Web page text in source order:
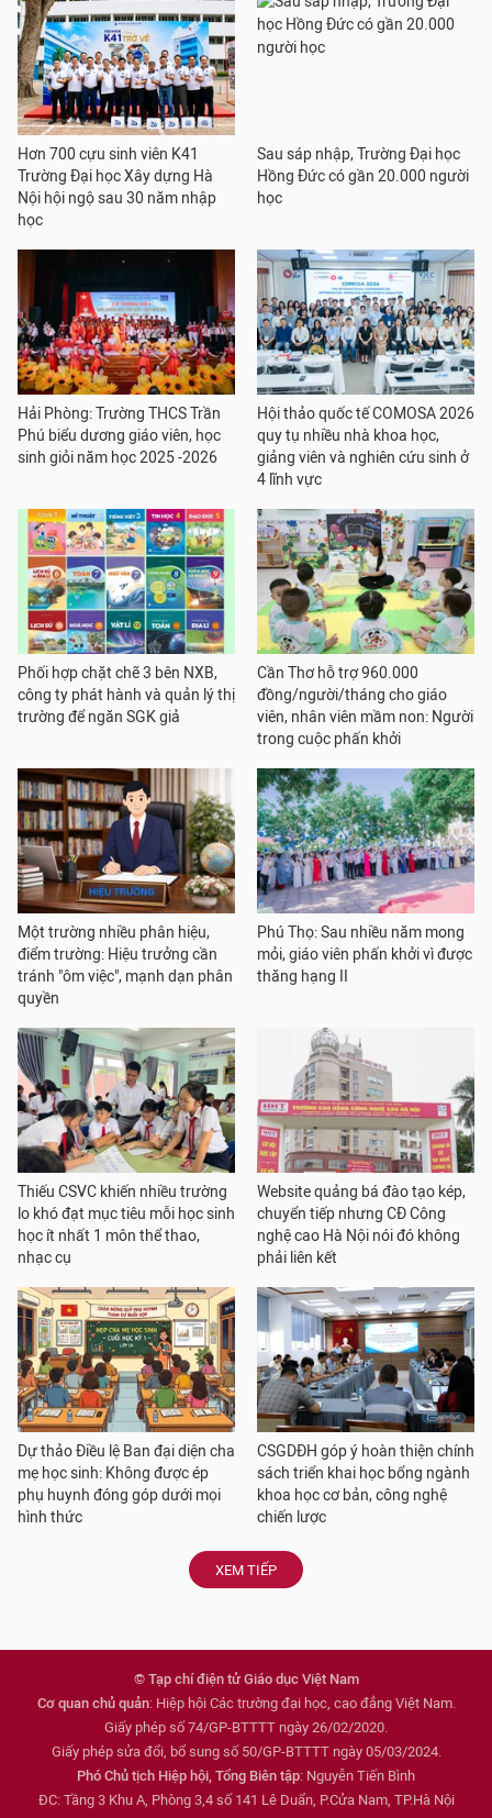
Hơn 700 cựu sinh viên K41
Trường Đại học Xây dựng Hà
Nội hội ngộ sau 30 năm nhập
học
Sau sáp nhập, Trường Đại học
Hồng Đức có gần 20.000 người
học
Hải Phòng: Trường THCS Trần
Phú biểu dương giáo viên, học
sinh giỏi năm học 2025 -2026
Hội thảo quốc tế COMOSA 2026
quy tụ nhiều nhà khoa học,
giảng viên và nghiên cứu sinh ở
4 lĩnh vực
Phối hợp chặt chẽ 3 bên NXB,
công ty phát hành và quản lý thị
trường để ngăn SGK giả
Cần Thơ hỗ trợ 960.000
đồng/người/tháng cho giáo
viên, nhân viên mầm non: Người
trong cuộc phấn khởi
Một trường nhiều phân hiệu,
điểm trường: Hiệu trưởng cần
tránh "ôm việc", mạnh dạn phân
quyền
Phú Thọ: Sau nhiều năm mong
mỏi, giáo viên phấn khởi vì được
thăng hạng II
Thiếu CSVC khiến nhiều trường
lo khó đạt mục tiêu mỗi học sinh
học ít nhất 1 môn thể thao,
nhạc cụ
Website quảng bá đào tạo kép,
chuyển tiếp nhưng CĐ Công
nghệ cao Hà Nội nói đó không
phải liên kết
Dự thảo Điều lệ Ban đại diện cha
mẹ học sinh: Không được ép
phụ huynh đóng góp dưới mọi
hình thức
CSGDĐH góp ý hoàn thiện chính
sách triển khai học bổng ngành
khoa học cơ bản, công nghệ
chiến lược
XEM TIẾP
© Tạp chí điện tử Giáo dục Việt Nam
Cơ quan chủ quản: Hiệp hội Các trường đại học, cao đẳng Việt Nam.
Giấy phép số 74/GP-BTTTT ngày 26/02/2020.
Giấy phép sửa đổi, bổ sung số 50/GP-BTTTT ngày 05/03/2024.
Phó Chủ tịch Hiệp hội, Tổng Biên tập: Nguyễn Tiến Bình
ĐC: Tầng 3 Khu A, Phòng 3,4 số 141 Lê Duẩn, P.Cửa Nam, TP.Hà Nội